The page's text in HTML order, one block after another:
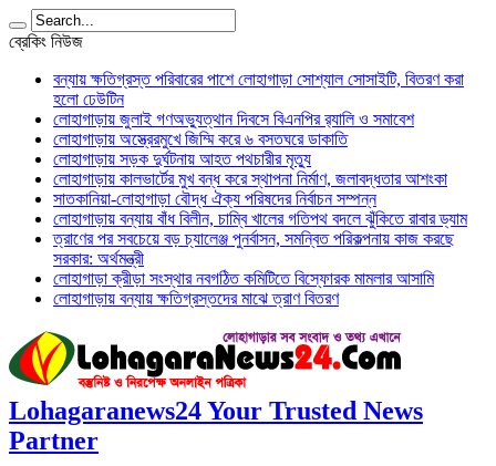
ব্রেকিং নিউজ
বন্যায় ক্ষতিগ্রস্ত পরিবারের পাশে লোহাগাড়া সোশ্যাল সোসাইটি, বিতরণ করা
হলো ঢেউটিন
লোহাগাড়ায় জুলাই গণঅভ্যুত্থান দিবসে বিএনপির র‌্যালি ও সমাবেশ
লোহাগাড়ায় অস্ত্রেরমুখে জিম্মি করে ৬ বসতঘরে ডাকাতি
লোহাগাড়ায় সড়ক দুর্ঘটনায় আহত পথচারীর মৃত্যু
লোহাগাড়ায় কালভার্টের মুখ বন্ধ করে স্থাপনা নির্মাণ, জলাবদ্ধতার আশংকা
সাতকানিয়া-লোহাগাড়া বৌদ্ধ ঐক্য পরিষদের নির্বাচন সম্পন্ন
লোহাগাড়ায় বন্যায় বাঁধ বিলীন, চাম্বি খালের গতিপথ বদলে ঝুঁকিতে রাবার ড্যাম
ত্রাণের পর সবচেয়ে বড় চ্যালেঞ্জ পুনর্বাসন, সমন্বিত পরিকল্পনায় কাজ করছে
সরকার: অর্থমন্ত্রী
লোহাগাড়া ক্রীড়া সংস্থার নবগঠিত কমিটিতে বিস্ফোরক মামলার আসামি
লোহাগাড়ায় বন্যায় ক্ষতিগ্রস্তদের মাঝে ত্রাণ বিতরণ
Lohagaranews24 Your Trusted News
Partner